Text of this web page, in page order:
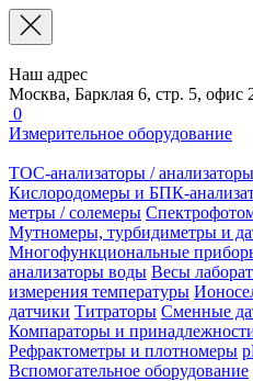
Наш адрес
Москва, Барклая 6, стр. 5, офис
0
Измерительное оборудование
TOC-анализаторы /
Кислородомеры и БПК-
метры / солемеры
Мутномеры, турбидиметры и
Многофункциональные
анализаторы воды Весы
измерения температуры
датчики Титраторы Сменные
Компараторы и
Рефрактометры и плотномеры
Вспомогательное оборудование